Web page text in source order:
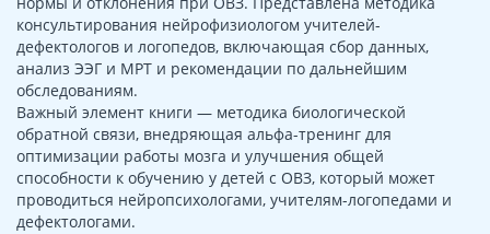
консультирования нейрофизиологом учителей-
дефектологов и логопедов, включающая сбор данных,
анализ ЭЭГ и МРТ и рекомендации по дальнейшим
обследованиям.
Важный элемент книги — методика биологической
обратной связи, внедряющая альфа-тренинг для
оптимизации работы мозга и улучшения общей
способности к обучению у детей с ОВЗ, который может
проводиться нейропсихологами, учителям-логопедами и
дефектологами.